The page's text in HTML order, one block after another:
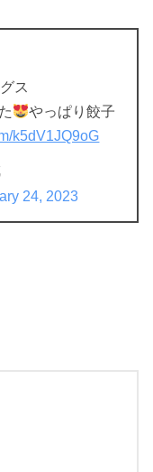
ス
やっぱり餃子
k5dV1JQ9oG
24, 2023